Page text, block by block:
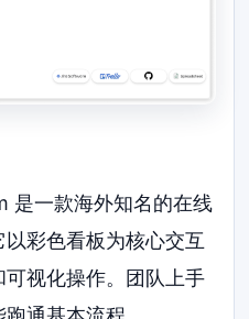
是一款海外知名的在线
彩色看板为核心交互
视化操作。团队上手